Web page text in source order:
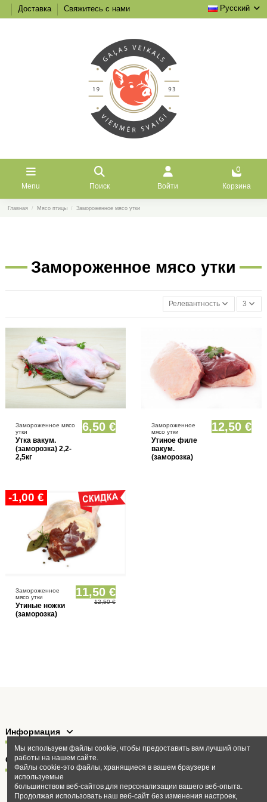
Доставка Свяжитесь с нами Русский
Menu Поиск Войти
0
Корзина
Главная Мясо птицы Замороженное мясо утки
Замороженное мясо утки
Релевантность 3
Замороженное мясо
утки
Утка вакум.
(заморозка) 2,2-
2,5кг
6,50 €
Замороженное
мясо утки
Утиное филе
вакум.
(заморозка)
12,50 €
-1,00 €
Замороженное
мясо утки
Утиные ножки
(заморозка)
11,50 €
12,50 €
Информация
Связаться с нами
Мы используем файлы cookie, чтобы предоставить вам лучший опыт
работы на нашем сайте.
Файлы cookie-это файлы, хранящиеся в вашем браузере и
используемые
большинством веб-сайтов для персонализации вашего веб-опыта.
Продолжая использовать наш веб-сайт без изменения настроек,